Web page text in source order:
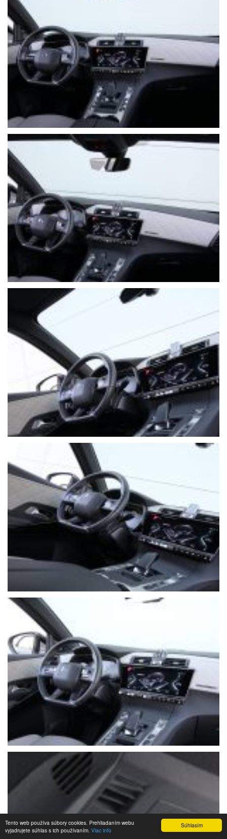
Súhlasím
Tento web používa súbory cookies. Prehliadaním webu
vyjadrujete súhlas s ich používaním. Viac info